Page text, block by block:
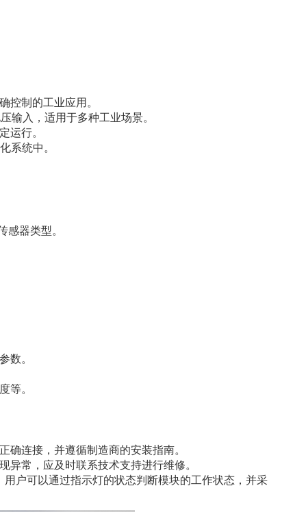
控制的工业应用。
输入，适用于多种工业场景。
运行。
系统中。
感器类型。
数。
等。
确连接，并遵循制造商的安装指南。
异常，应及时联系技术支持进行维修。
户可以通过指示灯的状态判断模块的工作状态，并采